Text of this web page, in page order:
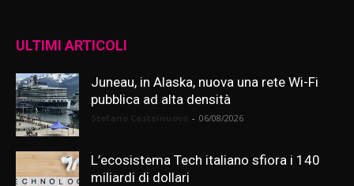
ULTIMI ARTICOLI
Juneau, in Alaska, nuova una rete Wi-Fi
pubblica ad alta densità
- 06/08/2026
L’ecosistema Tech italiano sfiora i 140
miliardi di dollari